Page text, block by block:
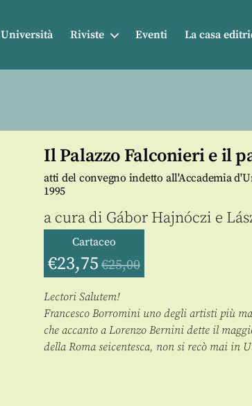
Università Riviste Eventi La casa
Il Palazzo Falconieri e il
atti del convegno indetto all'Accademia
1995
a cura di Gábor Hajnóczi e
Cartaceo
€23,75 €25,00
Lectori Salutem!
Francesco Borromini uno degli artisti più
che accanto a Lorenzo Bernini dette il
della Roma seicentesca, non si recò mai in